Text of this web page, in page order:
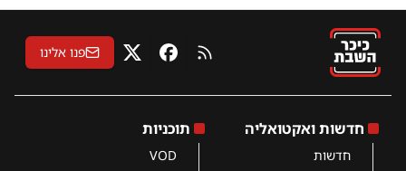
RSS פייסבוקX פנו אלינו
חדשות ואקטואליה
חדשות
תוכניות
VOD